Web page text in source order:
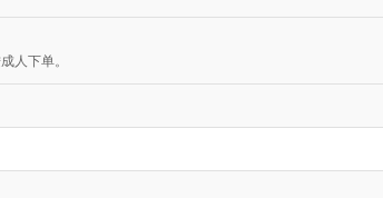
人下单。